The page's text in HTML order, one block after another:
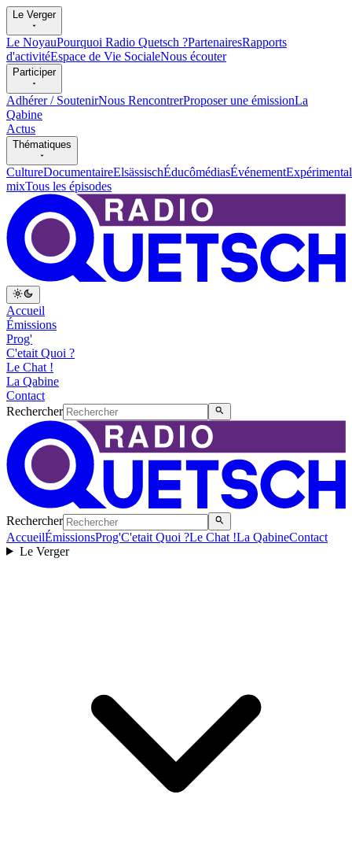
Le Verger
Le NoyauPourquoi Radio Quetsch ?PartenairesRapports
d'activitéEspace de Vie SocialeNous écouter
Participer
Adhérer / SoutenirNous RencontrerProposer une émissionLa
Qabine
Actus
Thématiques
CultureDocumentaireElsässischÉducômédiasÉvénementExpérimental
mixTous les épisodes
Accueil
Émissions
Prog'
C'etait Quoi ?
Le Chat !
La Qabine
Contact
Rechercher
Rechercher
AccueilÉmissionsProg'C'etait Quoi ?Le Chat !La QabineContact
Le Verger